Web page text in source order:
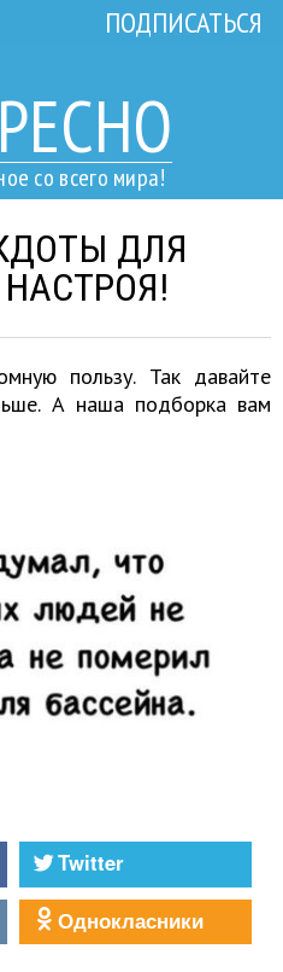
со всего мира!
ПОДПИСАТЬСЯ
ДЛЯ
пользу. Так давайте
А наша подборка вам
Twitter
Однокласники